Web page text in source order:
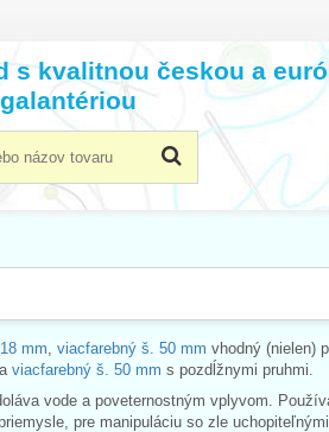
s kvalitnou českou a
mm viacfarebný š. 50 mm vhodný (nielen)
viacfarebný š. 50 mm s pozdĺžnymi pruhmi.
vode a poveternostným vplyvom.
pre manipuláciu so zle uchopiteľnými